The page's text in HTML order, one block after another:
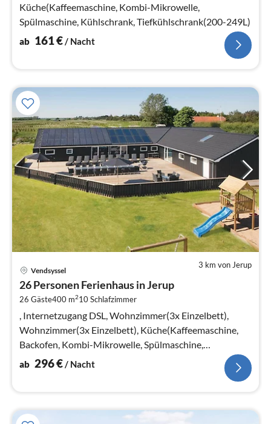
Küche(Kaffeemaschine, Kombi-Mikrowelle,
Spülmaschine, Kühlschrank, Tiefkühlschrank(200-249L)
ab 161€/ Nacht
3 km von Jerup
Vendsyssel
26 Personen Ferienhaus in Jerup
26 Gäste400 m210Schlafzimmer
, Internetzugang DSL, Wohnzimmer(3x Einzelbett),
Wohnzimmer(3x Einzelbett), Küche(Kaffeemaschine,
Backofen, Kombi-Mikrowelle, Spülmaschine,
Kühlschrank, Tiefkühlschrank(140-199L)
ab 296€/ Nacht